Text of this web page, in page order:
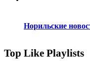
Норильские
Top Like Playlists